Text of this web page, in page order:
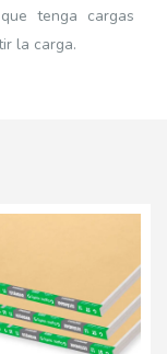
tenga cargas
la carga.